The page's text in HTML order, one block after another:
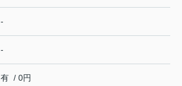
-
-
有 / 0円